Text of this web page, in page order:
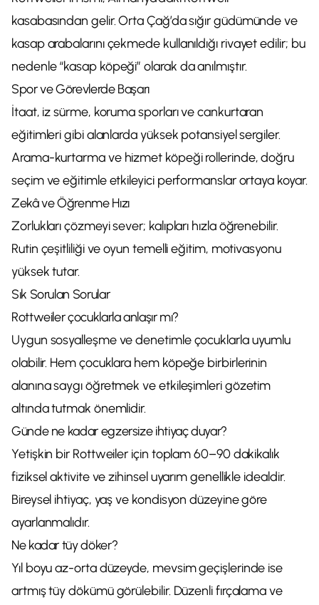
kasabasından gelir. Orta Çağ’da sığır güdümünde ve
kasap arabalarını çekmede kullanıldığı rivayet edilir; bu
nedenle “kasap köpeği” olarak da anılmıştır.
Spor ve Görevlerde Başarı
İtaat, iz sürme, koruma sporları ve cankurtaran
eğitimleri gibi alanlarda yüksek potansiyel sergiler.
Arama-kurtarma ve hizmet köpeği rollerinde, doğru
seçim ve eğitimle etkileyici performanslar ortaya koyar.
Zekâ ve Öğrenme Hızı
Zorlukları çözmeyi sever; kalıpları hızla öğrenebilir.
Rutin çeşitliliği ve oyun temelli eğitim, motivasyonu
yüksek tutar.
Sık Sorulan Sorular
Rottweiler çocuklarla anlaşır mı?
Uygun sosyalleşme ve denetimle çocuklarla uyumlu
olabilir. Hem çocuklara hem köpeğe birbirlerinin
alanına saygı öğretmek ve etkileşimleri gözetim
altında tutmak önemlidir.
Günde ne kadar egzersize ihtiyaç duyar?
Yetişkin bir Rottweiler için toplam 60–90 dakikalık
fiziksel aktivite ve zihinsel uyarım genellikle idealdir.
Bireysel ihtiyaç, yaş ve kondisyon düzeyine göre
ayarlanmalıdır.
Ne kadar tüy döker?
Yıl boyu az-orta düzeyde, mevsim geçişlerinde ise
artmış tüy dökümü görülebilir. Düzenli fırçalama ve